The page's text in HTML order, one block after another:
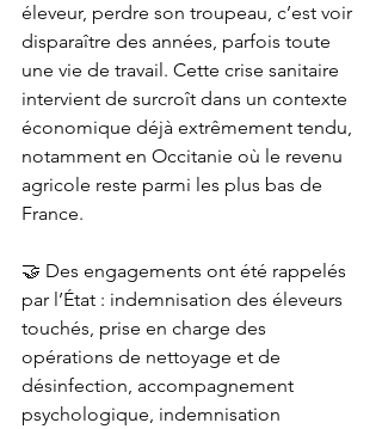
éleveur, perdre son troupeau, c’est voir
disparaître des années, parfois toute
une vie de travail. Cette crise sanitaire
intervient de surcroît dans un contexte
économique déjà extrêmement tendu,
notamment en Occitanie où le revenu
agricole reste parmi les plus bas de
France.
🤝 Des engagements ont été rappelés
par l’État : indemnisation des éleveurs
touchés, prise en charge des
opérations de nettoyage et de
désinfection, accompagnement
psychologique, indemnisation